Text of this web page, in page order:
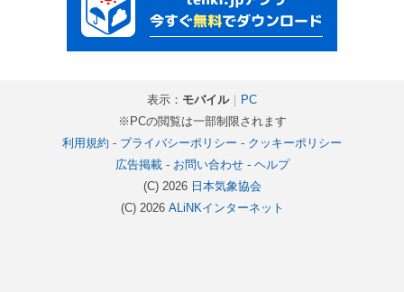
表示： モバイル｜
PC
※PCの閲覧は一部制限されます
利用規約 - プライバシーポリシー - クッキーポリシー
広告掲載- お問い合わせ- ヘルプ
(C) 2026 日本気象協会
(C) 2026 ALiNKインターネット